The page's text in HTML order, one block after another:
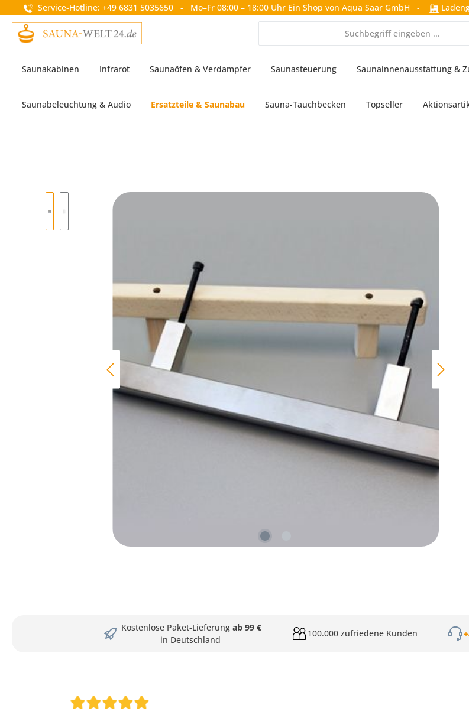
Zur Hauptnavigation springen
Service-Hotline: +49 6831 5035650 - Mo–Fr 08:00 – 18:00 Uhr Ein Shop von Aqua Saar GmbH -
Saunakabinen Infrarot Saunaöfen & Verdampfer Saunasteuerung Saunainnenausstattung &
Saunabeleuchtung & Audio Ersatzteile & Saunabau Sauna-Tauchbecken Topseller
Bildergalerie überspringen
Kostenlose Paket-Lieferung ab 99 €
in Deutschland
100.000 zufriedene Kunden